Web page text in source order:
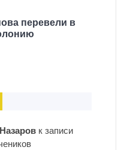
перевели в
к записи